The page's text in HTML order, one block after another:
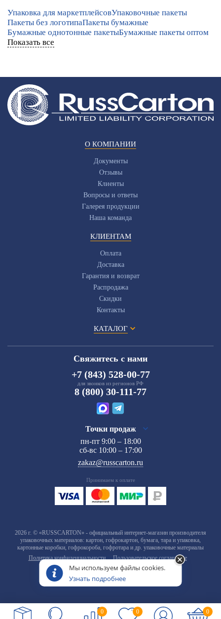
0 0 0
Упаковка для маркетплейсовУпаковочные пакеты
Пакеты без логотипаПакеты бумажные
Бумажные однотонные пакетыБумажные пакеты оптом
Показать все
О КОМПАНИИ
Документы
Отзывы
Клиенты
Вопросы и ответы
Галерея продукции
Наша команда
КЛИЕНТАМ
Оплата
Доставка
Гарантия и возврат
Распродажа
Скидки
Контакты
КАТАЛОГ
Свяжитесь с нами
+7 (843) 528-00-77
для звонков из регионов РФ
8 (800) 30-111-77
Точки продаж
пн-пт 9:00 – 18:00
сб-вс 10:00 – 17:00
zakaz@russcarton.ru
Принимаем к оплате
2026 г. © «RUSSCARTON» - официальный интернет-магазин производителя
упаковочных материалов: картон, гофрокартон, бумага, тара и упаковка,
картонные коробки, гофрокороба, гофротара и др. упаковочные материалы
Политика конфиденциальности
Пользовательское соглашение
Мы используем файлы cookies.
Узнать подробнее